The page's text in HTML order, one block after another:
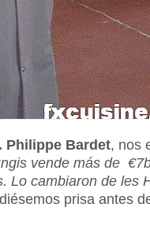
Philippe Bardet, nos
vende más de
Lo cambiaron de les
prisa antes